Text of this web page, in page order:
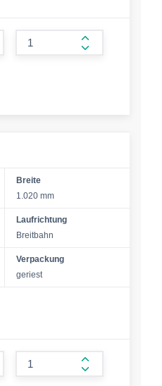
form.increase-
Breite
1.020 mm
Laufrichtung
Breitbahn
Verpackung
geriest
form.increase-